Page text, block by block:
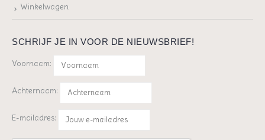
Winkelwagen
SCHRIJF JE IN VOOR DE NIEUWSBRIEF!
Voornaam:
Achternaam:
E-mailadres: